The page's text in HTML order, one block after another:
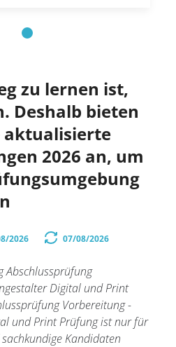
zu lernen ist,
Deshalb bieten
2026 an, um
2026 07/08/2026
Abschlussprüfung
Digital und Print
Vorbereitung -
und Print Prüfung ist nur für
Kandidaten